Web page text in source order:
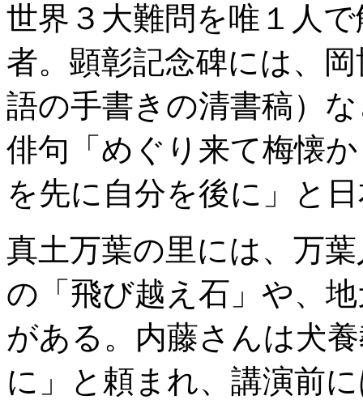
世界３大難問を唯１人
者。顕彰記念碑には、
語の手書きの清書稿）
俳句「めぐり来て梅懐
を先に自分を後に」と
真土万葉の里には、万
の「飛び越え石」や、
がある。内藤さんは犬
に」と頼まれ、講演前